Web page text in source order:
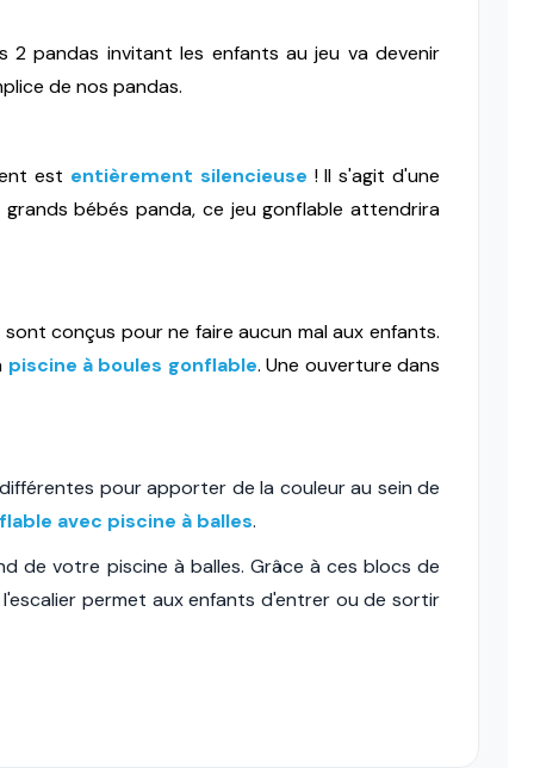
pandas invitant les enfants au jeu va devenir
de nos pandas.
est entièrement silencieuse ! Il s'agit d'une
bébés panda, ce jeu gonflable attendrira
conçus pour ne faire aucun mal aux enfants.
piscine à boules gonflable. Une ouverture dans
pour apporter de la couleur au sein de
avec piscine à balles.
de votre piscine à balles. Grâce à ces blocs de
permet aux enfants d'entrer ou de sortir